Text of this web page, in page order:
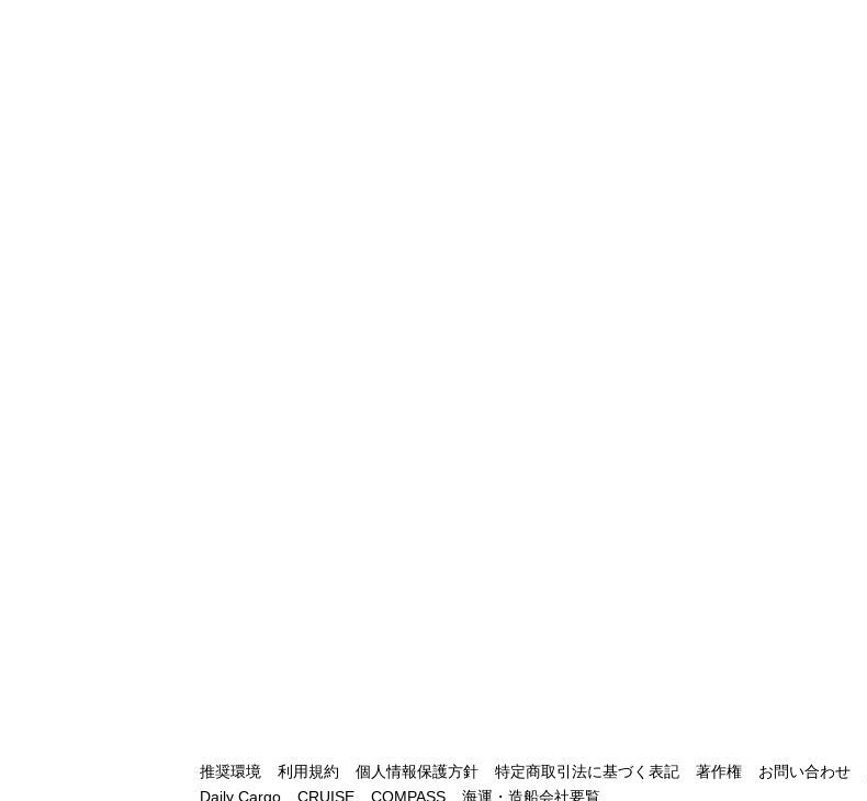
推奨環境 利用規約 個人情報保護方針 特定商取引法に基づく表記 著作権 お問い合わせ
Daily Cargo
CRUISE COMPASS 海運・造船会社要覧